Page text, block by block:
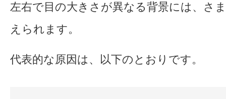
左右で目の大きさが異なる背景には、さ
えられます。
代表的な原因は、以下のとおりです。